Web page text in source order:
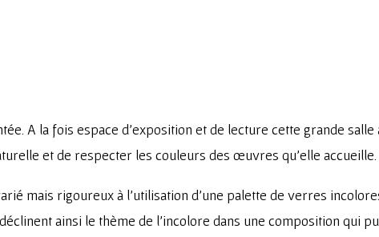
A la fois espace d’exposition et de lecture cette grande salle
et de respecter les couleurs des œuvres qu’elle accueille.
mais rigoureux à l’utilisation d’une palette de verres
ainsi le thème de l’incolore dans une composition qui